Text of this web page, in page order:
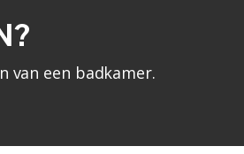
van een badkamer.